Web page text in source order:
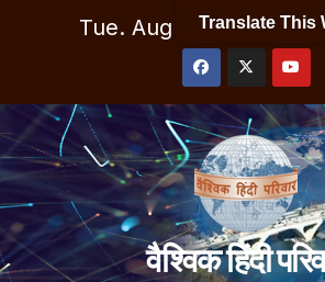
Tue. Aug 11th, 2026
वैश्विक हिंदी
Translate This